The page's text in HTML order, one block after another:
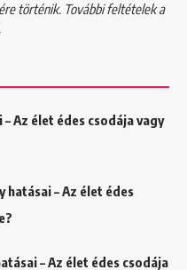
történik. További feltételek a
Az élet édes csodája vagy
hatásai – Az élet édes
– Az élet édes csodája